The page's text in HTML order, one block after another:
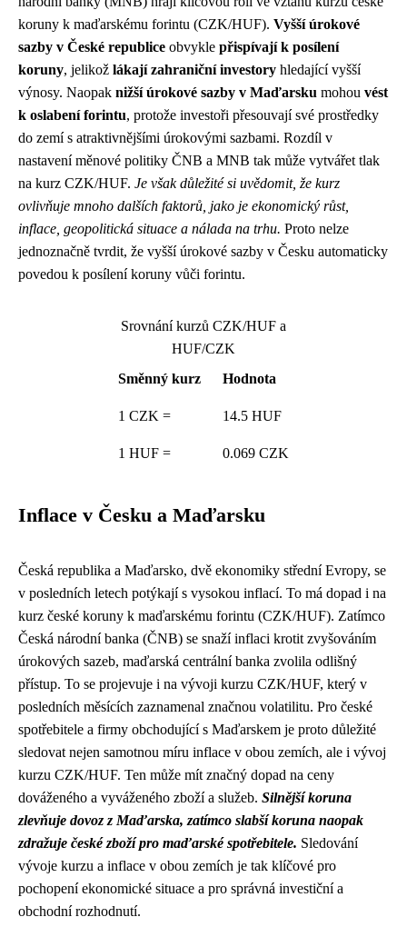
koruny k maďarskému forintu (CZK/HUF). Vyšší úrokové
sazby v České republice obvykle přispívají k posílení
koruny, jelikož lákají zahraniční investory hledající vyšší
výnosy. Naopak nižší úrokové sazby v Maďarsku mohou vést
k oslabení forintu, protože investoři přesouvají své prostředky
do zemí s atraktivnějšími úrokovými sazbami. Rozdíl v
nastavení měnové politiky ČNB a MNB tak může vytvářet tlak
na kurz CZK/HUF. Je však důležité si uvědomit, že kurz
ovlivňuje mnoho dalších faktorů, jako je ekonomický růst,
inflace, geopolitická situace a nálada na trhu. Proto nelze
jednoznačně tvrdit, že vyšší úrokové sazby v Česku automaticky
povedou k posílení koruny vůči forintu.
Srovnání kurzů CZK/HUF a
HUF/CZK
Směnný kurz
Hodnota
1 CZK = 14.5 HUF
1 HUF = 0.069 CZK
Inflace v Česku a Maďarsku
Česká republika a Maďarsko, dvě ekonomiky střední Evropy, se
v posledních letech potýkají s vysokou inflací. To má dopad i na
kurz české koruny k maďarskému forintu (CZK/HUF). Zatímco
Česká národní banka (ČNB) se snaží inflaci krotit zvyšováním
úrokových sazeb, maďarská centrální banka zvolila odlišný
přístup. To se projevuje i na vývoji kurzu CZK/HUF, který v
posledních měsících zaznamenal značnou volatilitu. Pro české
spotřebitele a firmy obchodující s Maďarskem je proto důležité
sledovat nejen samotnou míru inflace v obou zemích, ale i vývoj
kurzu CZK/HUF. Ten může mít značný dopad na ceny
dováženého a vyváženého zboží a služeb. Silnější koruna
zlevňuje dovoz z Maďarska, zatímco slabší koruna naopak
zdražuje české zboží pro maďarské spotřebitele. Sledování
vývoje kurzu a inflace v obou zemích je tak klíčové pro
pochopení ekonomické situace a pro správná investiční a
obchodní rozhodnutí.